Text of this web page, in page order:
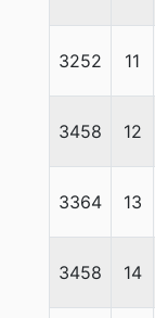
3252 11
3458 12
3364 13
3458 14